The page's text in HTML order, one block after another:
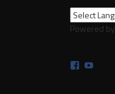
Powered by
Facebook